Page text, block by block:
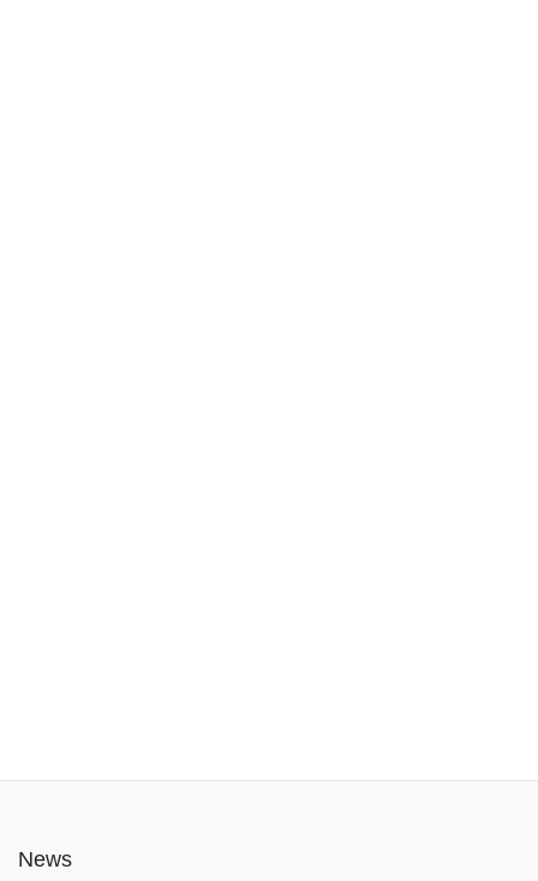
News